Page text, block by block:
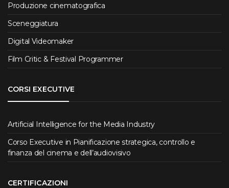
Produzione cinematografica
Sceneggiatura
Digital Videomaker
Film Critic & Festival Programmer
CORSI EXECUTIVE
Artificial Intelligence for the Media Industry
Corso Executive in Pianificazione strategica, controllo e
finanza del cinema e dell’audiovisivo
CERTIFICAZIONI